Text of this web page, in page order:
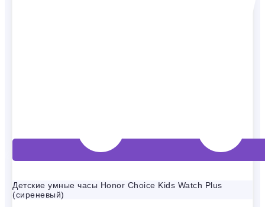
Детские умные часы Honor Choice Kids Watch Plus
(сиреневый)